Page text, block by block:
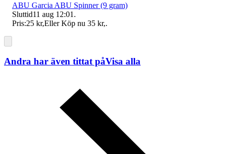
ABU Garcia ABU Spinner (9 gram)
Sluttid11 aug 12:01 .
Pris:25 kr,Eller Köp nu 35 kr,.
Andra har även tittat påVisa alla